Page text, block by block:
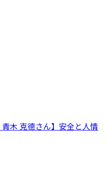
木 克德さん】安全と人情